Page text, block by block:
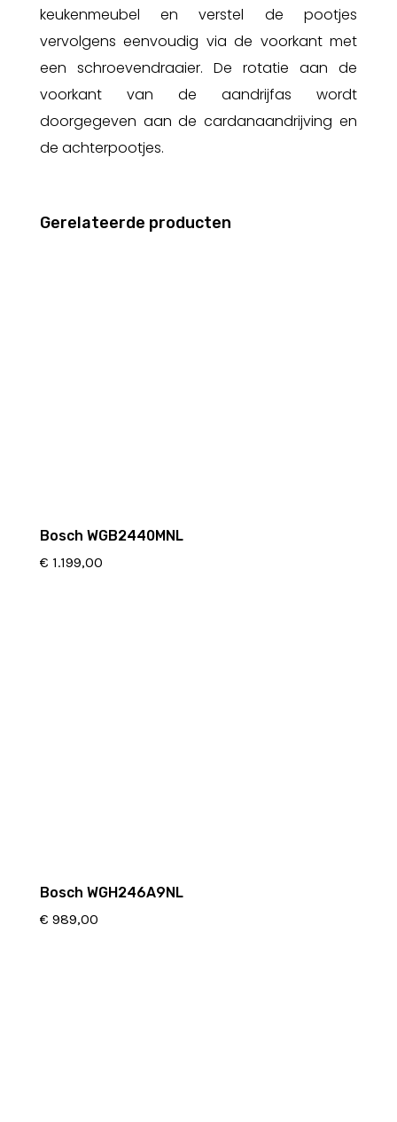
keukenmeubel en verstel de pootjes
vervolgens eenvoudig via de voorkant met
een schroevendraaier. De rotatie aan de
voorkant van de aandrijfas wordt
doorgegeven aan de cardanaandrijving en
de achterpootjes.
Gerelateerde producten
Bosch WGB2440MNL
€ 1.199,00
Bosch WGH246A9NL
€ 989,00